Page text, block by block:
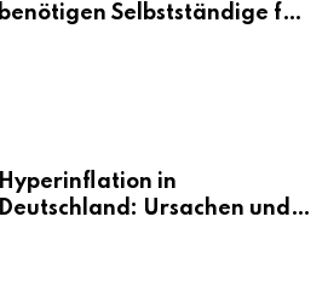
benötigen Selbstständige für
Hyperinflation in
Deutschland: Ursachen und